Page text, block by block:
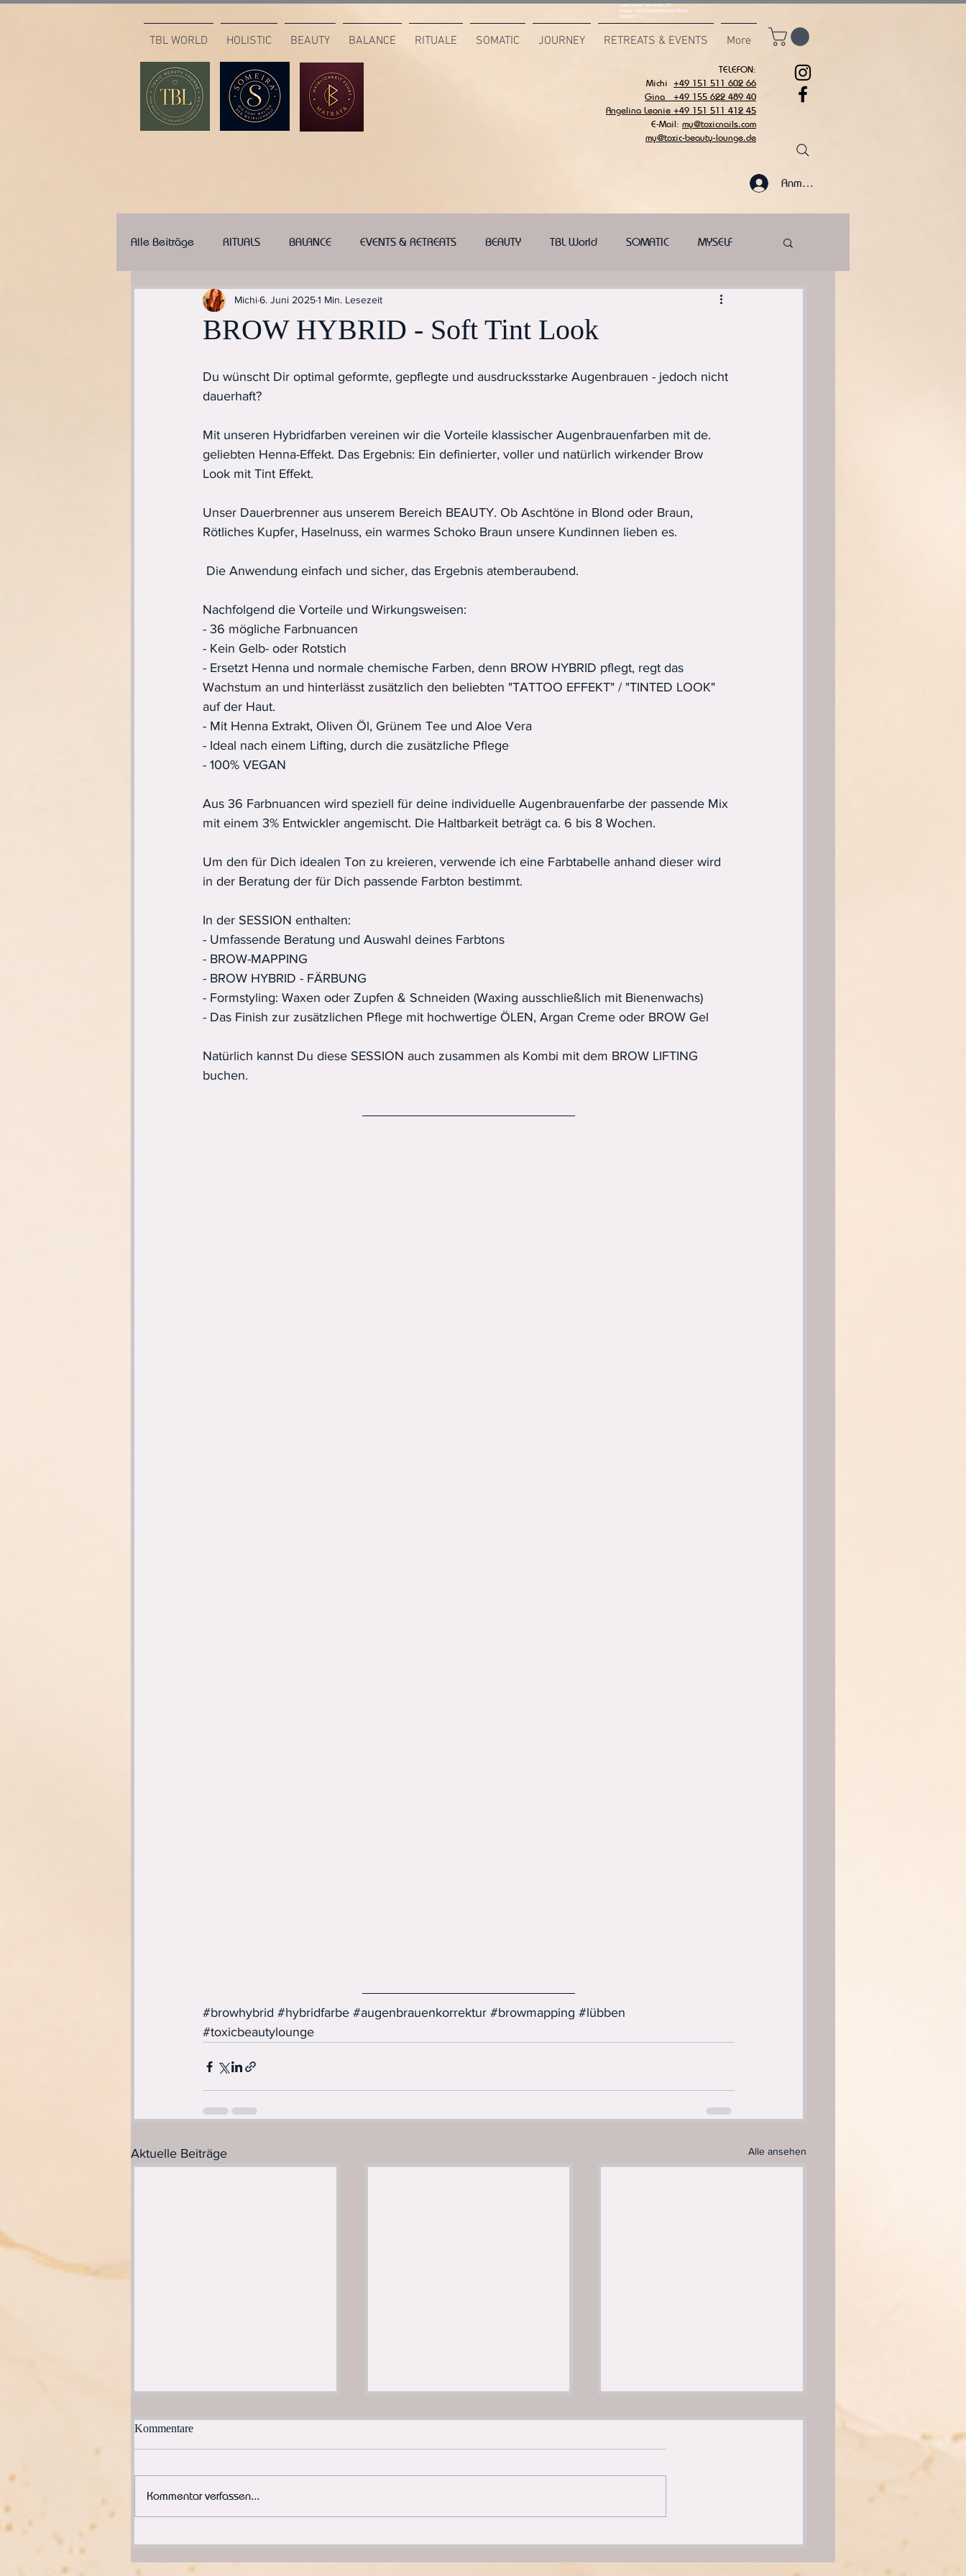
<meta name="msvalidate.01"
content="687C7942539BAEE65C1AF6DB
7F6B85CA" />
TBL WORLD HOLISTIC BEAUTY BALANCE RITUALE SOMATIC JOURNEY RETREATS & EVENTS More
TELEFON:
Michi +49 151 511 602 66
Gina +49 155 622 489 40
Angelina Leonie +49 151 511 412 45
E-Mail: my@toxicnails.com
my@toxic-beauty-lounge.de
Anmelden
Alle Beiträge RITUALS BALANCE EVENTS & RETREATS BEAUTY TBL World SOMATIC MYSELF
BROW HYBRID - Soft Tint Look
Michi6. Juni 20251 Min. Lesezeit
Du wünscht Dir optimal geformte, gepflegte und ausdrucksstarke Augenbrauen - jedoch nicht
dauerhaft?
Mit unseren Hybridfarben vereinen wir die Vorteile klassischer Augenbrauenfarben mit de.
geliebten Henna-Effekt. Das Ergebnis: Ein definierter, voller und natürlich wirkender Brow
Look mit Tint Effekt.
Unser Dauerbrenner aus unserem Bereich BEAUTY. Ob Aschtöne in Blond oder Braun,
Rötliches Kupfer, Haselnuss, ein warmes Schoko Braun unsere Kundinnen lieben es.
Die Anwendung einfach und sicher, das Ergebnis atemberaubend.
Nachfolgend die Vorteile und Wirkungsweisen:
- 36 mögliche Farbnuancen
- Kein Gelb- oder Rotstich
- Ersetzt Henna und normale chemische Farben, denn BROW HYBRID pflegt, regt das
Wachstum an und hinterlässt zusätzlich den beliebten "TATTOO EFFEKT" / "TINTED LOOK"
auf der Haut.
- Mit Henna Extrakt, Oliven Öl, Grünem Tee und Aloe Vera
- Ideal nach einem Lifting, durch die zusätzliche Pflege
- 100% VEGAN
Aus 36 Farbnuancen wird speziell für deine individuelle Augenbrauenfarbe der passende Mix
mit einem 3% Entwickler angemischt. Die Haltbarkeit beträgt ca. 6 bis 8 Wochen.
Um den für Dich idealen Ton zu kreieren, verwende ich eine Farbtabelle anhand dieser wird
in der Beratung der für Dich passende Farbton bestimmt.
In der SESSION enthalten:
- Umfassende Beratung und Auswahl deines Farbtons
- BROW-MAPPING
- BROW HYBRID - FÄRBUNG
- Formstyling: Waxen oder Zupfen & Schneiden (Waxing ausschließlich mit Bienenwachs)
- Das Finish zur zusätzlichen Pflege mit hochwertige ÖLEN, Argan Creme oder BROW Gel
Natürlich kannst Du diese SESSION auch zusammen als Kombi mit dem BROW LIFTING
buchen.
#browhybrid #hybridfarbe #augenbrauenkorrektur #browmapping #lübben
#toxicbeautylounge
Aktuelle Beiträge Alle ansehen
aufhörst, Dein Licht zu
verstecken | SOMEIRA
Veränderung beginnt |
SOMEIRA
näher hinschauen. Sondern
weiter.
Kommentare
Kommentar verfassen...